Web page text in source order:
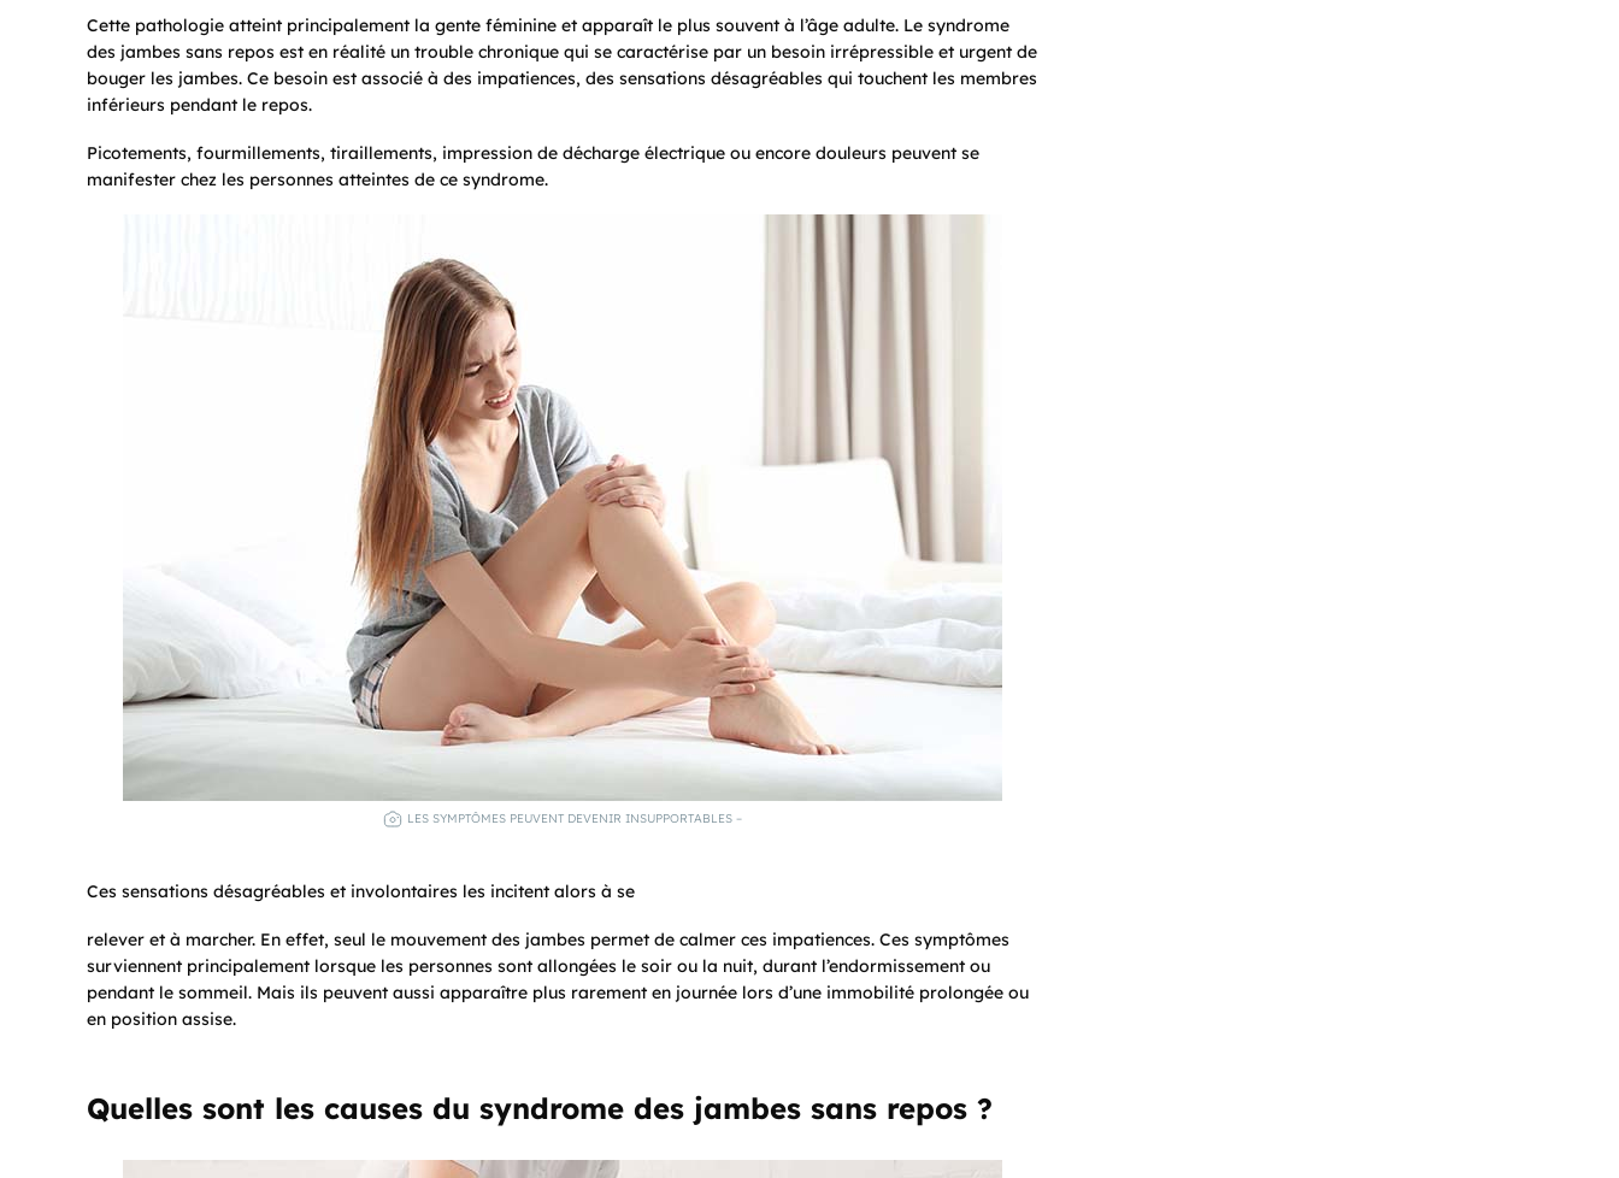
Cette pathologie atteint principalement la gente féminine et apparaît le plus souvent à l’âge adulte. Le syndrome
des jambes sans repos est en réalité un trouble chronique qui se caractérise par un besoin irrépressible et urgent de
bouger les jambes. Ce besoin est associé à des impatiences, des sensations désagréables qui touchent les membres
inférieurs pendant le repos.
Picotements, fourmillements, tiraillements, impression de décharge électrique ou encore douleurs peuvent se
manifester chez les personnes atteintes de ce syndrome.
LES SYMPTÔMES PEUVENT DEVENIR INSUPPORTABLES –
Ces sensations désagréables et involontaires les incitent alors à se
relever et à marcher. En effet, seul le mouvement des jambes permet de calmer ces impatiences. Ces symptômes
surviennent principalement lorsque les personnes sont allongées le soir ou la nuit, durant l’endormissement ou
pendant le sommeil. Mais ils peuvent aussi apparaître plus rarement en journée lors d’une immobilité prolongée ou
en position assise.
Quelles sont les causes du syndrome des jambes sans repos ?